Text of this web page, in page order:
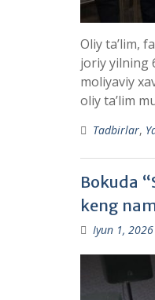
Oliy ta’lim,
joriy yilning
moliyaviy
oliy ta’lim
Tadbirlar,
Bokuda
keng
Iyun 1, 2026